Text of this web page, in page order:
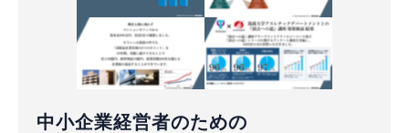
中小企業経営者のための